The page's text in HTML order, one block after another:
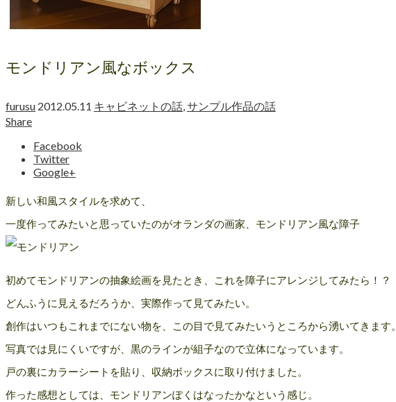
モンドリアン風なボックス
furusu 2012.05.11 キャビネットの話,サンプル作品の話
Share
Facebook
Twitter
Google+
新しい和風スタイルを求めて、
一度作ってみたいと思っていたのがオランダの画家、モンドリアン風な障子
初めてモンドリアンの抽象絵画を見たとき、これを障子にアレンジしてみたら！？
どんふうに見えるだろうか、実際作って見てみたい。
創作はいつもこれまでにない物を、この目で見てみたいうところから湧いてきます。
写真では見にくいですが、黒のラインが組子なので立体になっています。
戸の裏にカラーシートを貼り、収納ボックスに取り付けました。
作った感想としては、モンドリアンぽくはなったかなという感じ。